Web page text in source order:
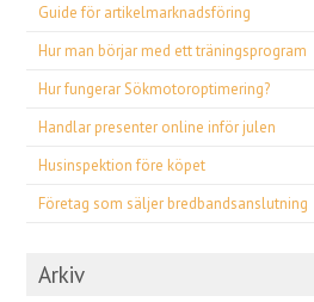
Guide för artikelmarknadsföring
Hur man börjar med ett träningsprogram
Hur fungerar Sökmotoroptimering?
Handlar presenter online inför julen
Husinspektion före köpet
Företag som säljer bredbandsanslutning
Arkiv